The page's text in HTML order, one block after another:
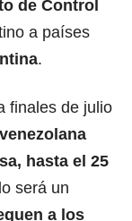
de Control
a países
.
finales de julio
hasta el 25
será un
a los